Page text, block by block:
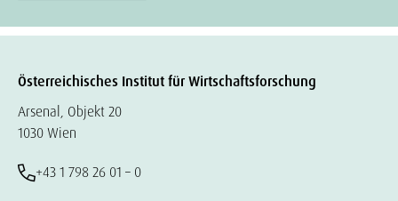
Österreichisches Institut für Wirtschaftsforschung
Arsenal, Objekt 20
1030 Wien
+43 1 798 26 01 – 0